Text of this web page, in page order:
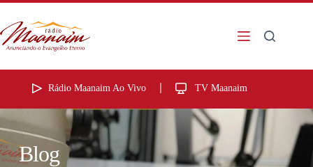
Rádio Maanaim Ao Vivo TV Maanaim
Blog